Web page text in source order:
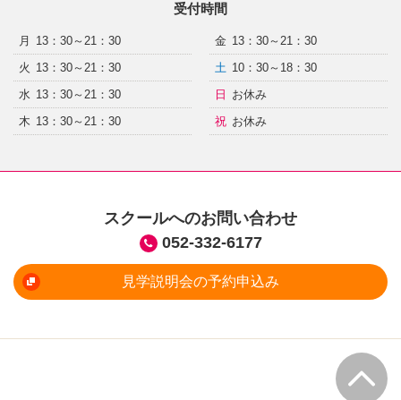
受付時間
月
13：30～21：30
火 13：30～21：30
水 13：30～21：30
木 13：30～21：30
金 13：30～21：30
土 10：30～18：30
日
お休み
祝 お休み
スクールへのお問い合わせ
052-332-6177
見学説明会の予約申込み